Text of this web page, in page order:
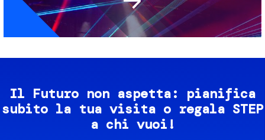
Il Futuro non aspetta: pianifica
subito la tua visita o regala STEP
a chi vuoi!